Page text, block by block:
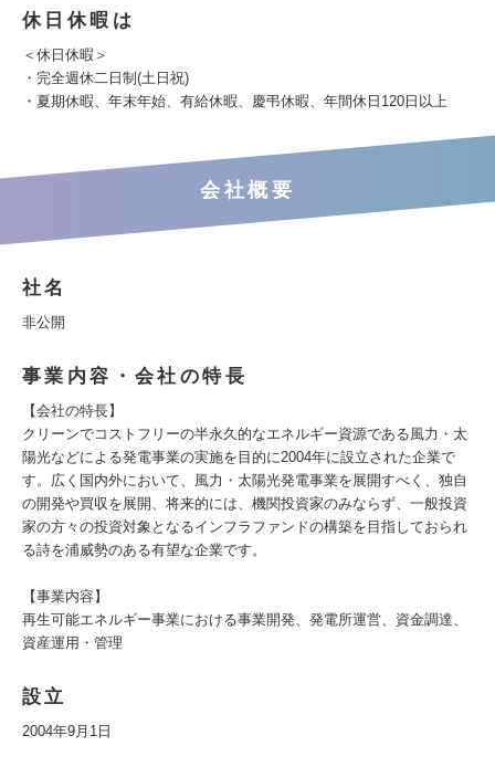
休日休暇は
＜休日休暇＞
・完全週休二日制(土日祝)
・夏期休暇、年末年始、有給休暇、慶弔休暇、年間休日120日以上
会社概要
社名
非公開
事業内容・会社の特長
【会社の特長】
クリーンでコストフリーの半永久的なエネルギー資源である風力・太
陽光などによる発電事業の実施を目的に2004年に設立された企業で
す。広く国内外において、風力・太陽光発電事業を展開すべく、独自
の開発や買収を展開、将来的には、機関投資家のみならず、一般投資
家の方々の投資対象となるインフラファンドの構築を目指しておられ
る詩を浦威勢のある有望な企業です。
【事業内容】
再生可能エネルギー事業における事業開発、発電所運営、資金調達、
資産運用・管理
設立
2004年9月1日